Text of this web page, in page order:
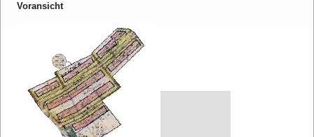
Voransicht